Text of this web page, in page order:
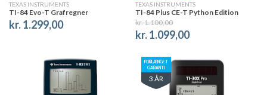
TEXAS INSTRUMENTS
TI-84 Evo-T Grafregner
kr. 1.299,00
TEXAS INSTRUMENTS
TI-84 Plus CE-T Python Edition
kr. 1.100,00
kr. 1.099,00
FORLÆNGET
GARANTI
3 ÅR